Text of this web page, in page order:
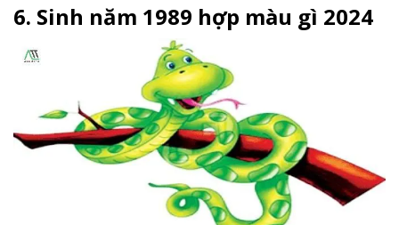
6. Sinh năm 1989 hợp màu gì 2024